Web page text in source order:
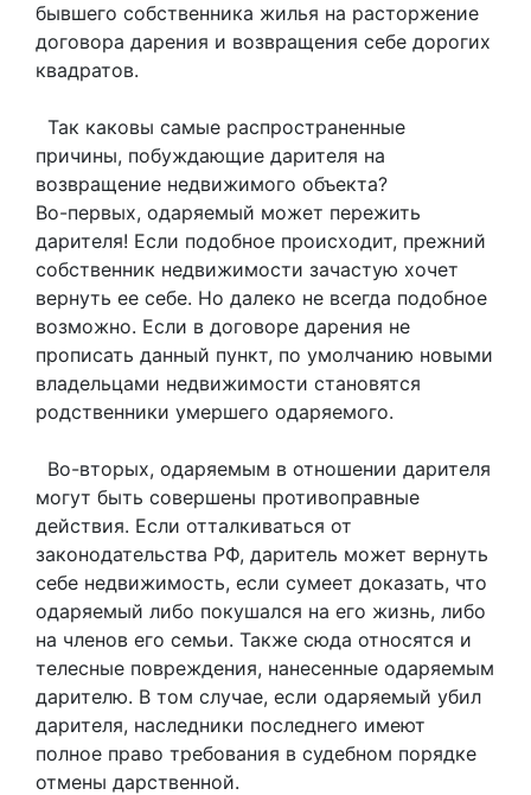
бывшего собственника жилья на расторжение
договора дарения и возвращения себе дорогих
квадратов.
Так каковы самые распространенные
причины, побуждающие дарителя на
возвращение недвижимого объекта?
Во-первых, одаряемый может пережить
дарителя! Если подобное происходит, прежний
собственник недвижимости зачастую хочет
вернуть ее себе. Но далеко не всегда подобное
возможно. Если в договоре дарения не
прописать данный пункт, по умолчанию новыми
владельцами недвижимости становятся
родственники умершего одаряемого.
Во-вторых, одаряемым в отношении дарителя
могут быть совершены противоправные
действия. Если отталкиваться от
законодательства РФ, даритель может вернуть
себе недвижимость, если сумеет доказать, что
одаряемый либо покушался на его жизнь, либо
на членов его семьи. Также сюда относятся и
телесные повреждения, нанесенные одаряемым
дарителю. В том случае, если одаряемый убил
дарителя, наследники последнего имеют
полное право требования в судебном порядке
отмены дарственной.